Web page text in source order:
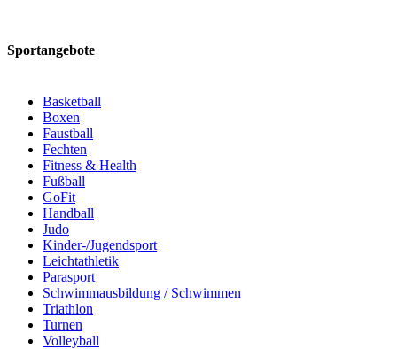
Sportangebote
Basketball
Boxen
Faustball
Fechten
Fitness & Health
Fußball
GoFit
Handball
Judo
Kinder-/Jugendsport
Leichtathletik
Parasport
Schwimmausbildung / Schwimmen
Triathlon
Turnen
Volleyball